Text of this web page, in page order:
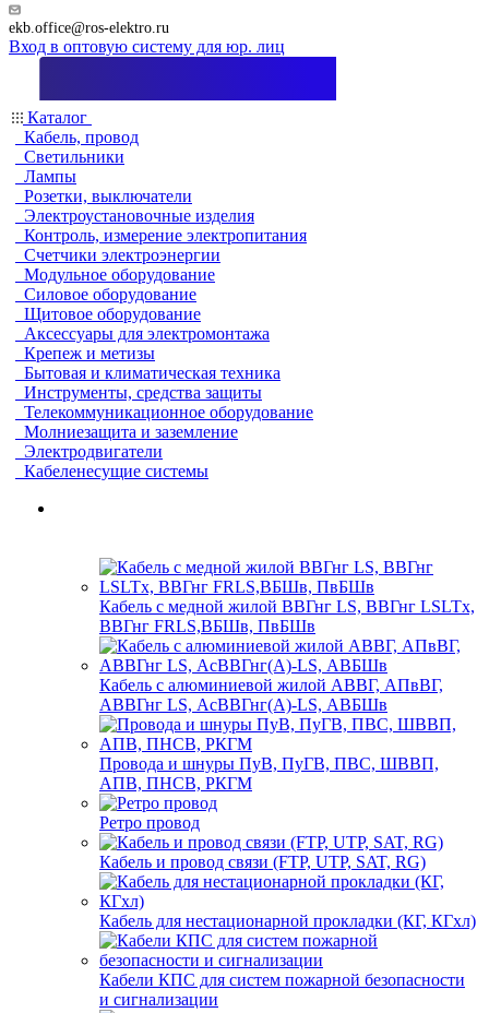
ekb.office@ros-elektro.ru
Вход в оптовую систему для юр. лиц
Каталог
Кабель, провод
Светильники
Лампы
Розетки, выключатели
Электроустановочные изделия
Контроль, измерение электропитания
Счетчики электроэнергии
Модульное оборудование
Силовое оборудование
Щитовое оборудование
Аксессуары для электромонтажа
Крепеж и метизы
Бытовая и климатическая техника
Инструменты, средства защиты
Телекоммуникационное оборудование
Молниезащита и заземление
Электродвигатели
Кабеленесущие системы
Кабель с медной жилой ВВГнг LS, ВВГнг LSLTx,
ВВГнг FRLS,ВБШв, ПвБШв
Кабель с алюминиевой жилой АВВГ, АПвВГ,
АВВГнг LS, АсВВГнг(А)-LS, АВБШв
Провода и шнуры ПуВ, ПуГВ, ПВС, ШВВП,
АПВ, ПНСВ, РКГМ
Ретро провод
Кабель и провод связи (FTP, UTP, SAT, RG)
Кабель для нестационарной прокладки (КГ, КГхл)
Кабели КПС для систем пожарной безопасности
и сигнализации